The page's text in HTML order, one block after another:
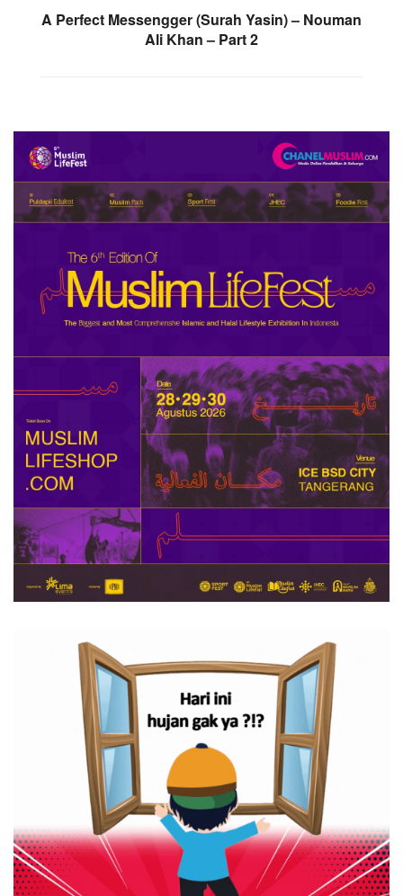
A Perfect Messengger (Surah Yasin) – Nouman
Ali Khan – Part 2